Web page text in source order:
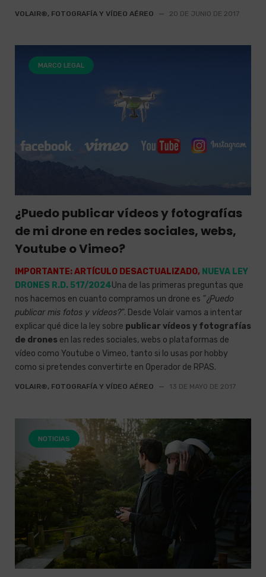
VOLAIR®, FOTOGRAFÍA Y VÍDEO AÉREO — 20 DE JUNIO DE 2017
MARCO LEGAL
¿Puedo publicar vídeos y fotografías
de mi drone en redes sociales, webs,
Youtube o Vimeo?
IMPORTANTE: ARTÍCULO DESACTUALIZADO, NUEVA LEY
DRONES R.D. 517/2024Una de las primeras preguntas que
nos hacemos en cuanto compramos un drone es "¿Puedo
publicar mis fotos y vídeos?". Desde Volair vamos a intentar
explicar qué dice la ley sobre publicar vídeos y fotografías
de drones en las redes sociales, webs o plataformas de
vídeo como Youtube o Vimeo, tanto si lo usas por hobby
como si pretendes convertirte en Operador de RPAS.
VOLAIR®, FOTOGRAFÍA Y VÍDEO AÉREO — 13 DE MAYO DE 2017
NOTICIAS